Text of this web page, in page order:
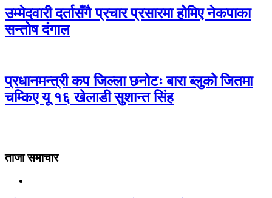
उम्मेदवारी दर्तासँगै प्रचार प्रसारमा होमिए नेकपाका
सन्तोष दंगाल
प्रधानमन्त्री कप जिल्ला छनोटः बारा ब्लुको जितमा
चम्किए यू १६ खेलाडी सुशान्त सिंह
ताजा समाचार